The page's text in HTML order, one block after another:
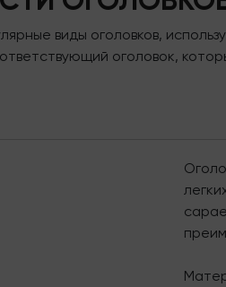
виды оголовков,
оголовок,